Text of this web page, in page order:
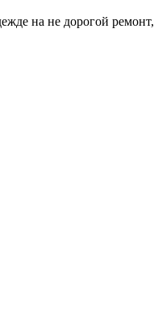
на не дорогой